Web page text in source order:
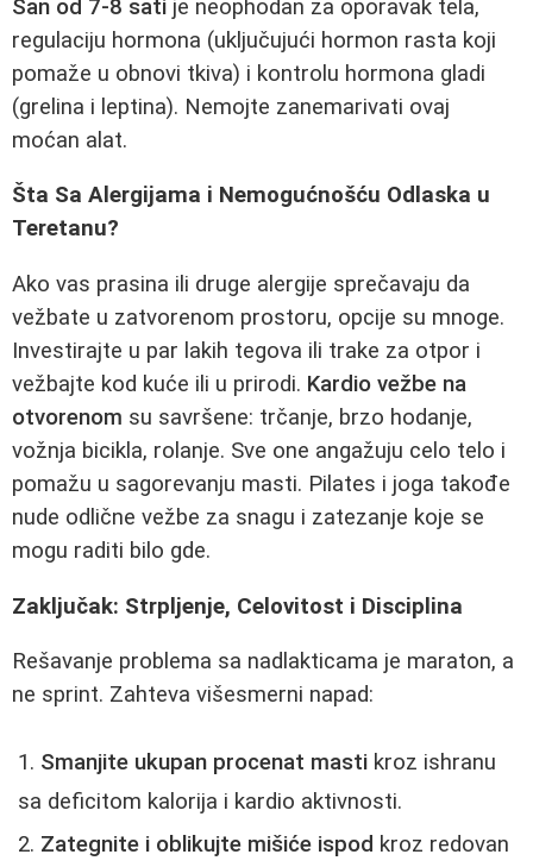
San od 7-8 sati je neophodan za oporavak tela,
regulaciju hormona (uključujući hormon rasta koji
pomaže u obnovi tkiva) i kontrolu hormona gladi
(grelina i leptina). Nemojte zanemarivati ovaj
moćan alat.
Šta Sa Alergijama i Nemogućnošću Odlaska u
Teretanu?
Ako vas prasina ili druge alergije sprečavaju da
vežbate u zatvorenom prostoru, opcije su mnoge.
Investirajte u par lakih tegova ili trake za otpor i
vežbajte kod kuće ili u prirodi. Kardio vežbe na
otvorenom su savršene: trčanje, brzo hodanje,
vožnja bicikla, rolanje. Sve one angažuju celo telo i
pomažu u sagorevanju masti. Pilates i joga takođe
nude odlične vežbe za snagu i zatezanje koje se
mogu raditi bilo gde.
Zaključak: Strpljenje, Celovitost i Disciplina
Rešavanje problema sa nadlakticama je maraton, a
ne sprint. Zahteva višesmerni napad:
Smanjite ukupan procenat masti kroz ishranu
sa deficitom kalorija i kardio aktivnosti.
Zategnite i oblikujte mišiće ispod kroz redovan